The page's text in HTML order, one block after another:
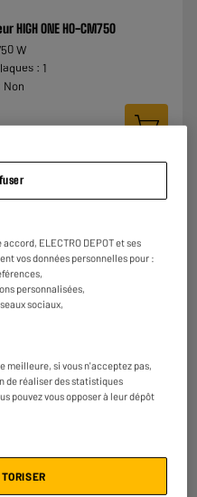
HIGH ONE HO-CM750
W
: 1
DOMO DO9046C gaufres
W
ELECTRO DEPOT et ses
vos données personnelles pour :
personnalisées,
sociaux,
meilleure, si vous n'acceptez pas,
de réaliser des statistiques
pouvez vous opposer à leur dépôt